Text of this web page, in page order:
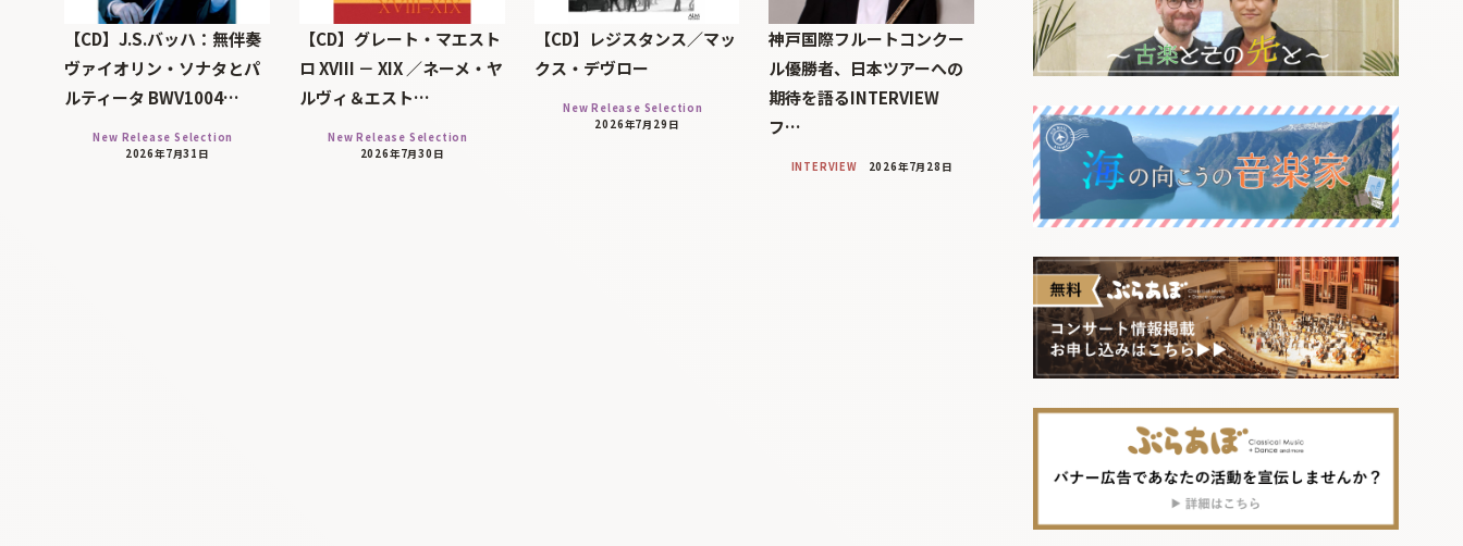
【CD】J.S.バッハ：無伴奏
ヴァイオリン・ソナタとパ
ルティータ BWV1004…
New Release Selection
2026年7月31日
【CD】グレート・マエスト
ロ XVIII － XIX ／ネーメ・ヤ
ルヴィ＆エスト…
New Release Selection
2026年7月30日
【CD】レジスタンス／マッ
クス・デヴロー
New Release Selection
2026年7月29日
神戸国際フルートコンクー
ル優勝者、日本ツアーへの
期待を語るINTERVIEW
フ…
INTERVIEW 2026年7月28日